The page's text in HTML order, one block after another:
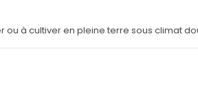
à cultiver en pleine terre sous climat